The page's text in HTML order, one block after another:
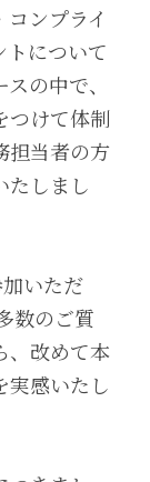
ンプライ
トについて
の中で、
つけて体制
担当者の方
たしまし
いただ
数のご質
、改めて本
実感いたし